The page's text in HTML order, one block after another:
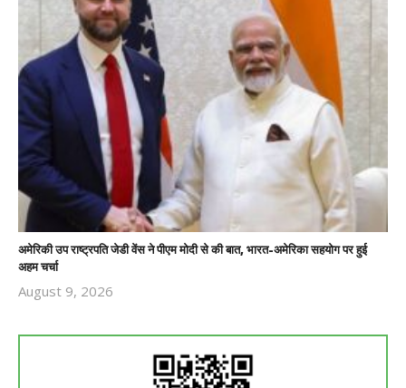
अमेरिकी उप राष्ट्रपति जेडी वेंस ने पीएम मोदी से की बात, भारत-अमेरिका सहयोग पर हुई
अहम चर्चा
August 9, 2026